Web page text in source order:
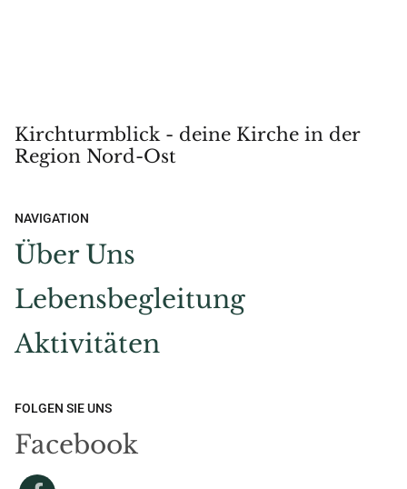
Kirchturmblick - deine Kirche in der
Region Nord-Ost
NAVIGATION
Über Uns
Lebensbegleitung
Aktivitäten
FOLGEN SIE UNS
Facebook